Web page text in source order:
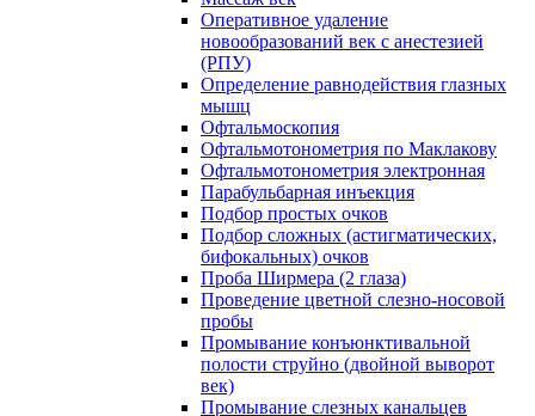
Оперативное удаление
новообразований век с анестезией
(РПУ)
Определение равнодействия глазных
мышц
Офтальмоскопия
Офтальмотонометрия по Маклакову
Офтальмотонометрия электронная
Парабульбарная инъекция
Подбор простых очков
Подбор сложных (астигматических,
бифокальных) очков
Проба Ширмера (2 глаза)
Проведение цветной слезно-носовой
пробы
Промывание конъюнктивальной
полости струйно (двойной выворот
век)
Промывание слезных канальцев